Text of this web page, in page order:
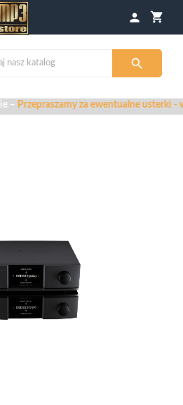
shopping_cart
person

za ewentualne usterki - widzisz